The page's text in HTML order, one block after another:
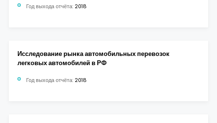
Год выхода отчёта: 2018
Исследование рынка автомобильных перевозок
легковых автомобилей в РФ
Год выхода отчёта: 2018